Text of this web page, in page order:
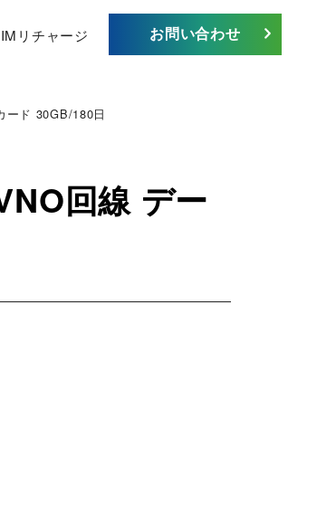
リチャージ お問い合わせ
ード 30GB/180日
回線 デー